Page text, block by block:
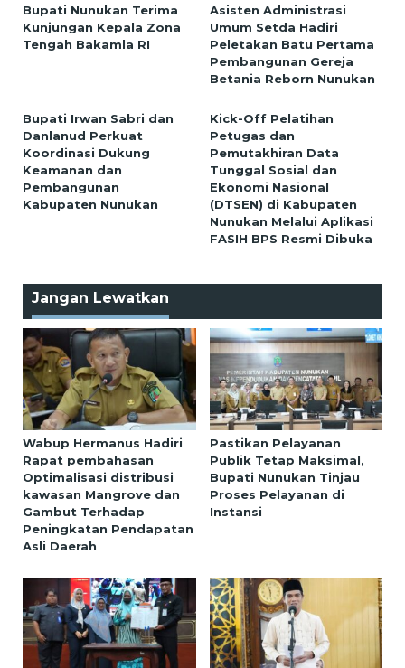
Bupati Nunukan Terima
Kunjungan Kepala Zona
Tengah Bakamla RI
Asisten Administrasi
Umum Setda Hadiri
Peletakan Batu Pertama
Pembangunan Gereja
Betania Reborn Nunukan
Bupati Irwan Sabri dan
Danlanud Perkuat
Koordinasi Dukung
Keamanan dan
Pembangunan
Kabupaten Nunukan
Kick-Off Pelatihan
Petugas dan
Pemutakhiran Data
Tunggal Sosial dan
Ekonomi Nasional
(DTSEN) di Kabupaten
Nunukan Melalui Aplikasi
FASIH BPS Resmi Dibuka
Jangan Lewatkan
Wabup Hermanus Hadiri
Rapat pembahasan
Optimalisasi distribusi
kawasan Mangrove dan
Gambut Terhadap
Peningkatan Pendapatan
Asli Daerah
Pastikan Pelayanan
Publik Tetap Maksimal,
Bupati Nunukan Tinjau
Proses Pelayanan di
Instansi